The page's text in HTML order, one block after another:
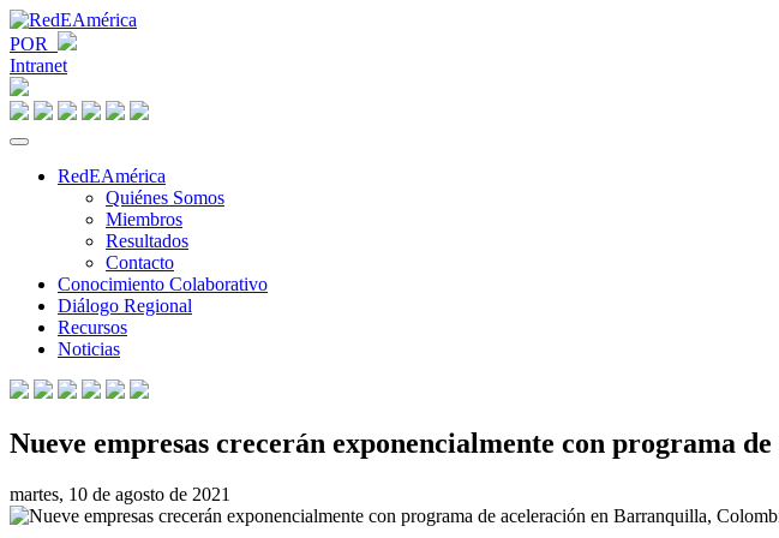
POR
Intranet
RedEAmérica
Quiénes Somos
Miembros
Resultados
Contacto
Conocimiento Colaborativo
Diálogo Regional
Recursos
Noticias
Nueve empresas crecerán exponencialmente con programa
martes, 10 de agosto de 2021